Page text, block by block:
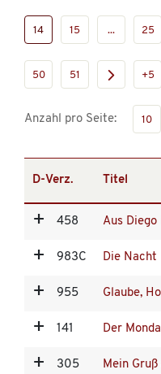
14 15 ... 25
50 51 +5
Anzahl pro Seite: 10
D-Verz. Titel
458 Aus
983C Die Nacht
955 Glaube,
141 Der
305 Mein Gruß